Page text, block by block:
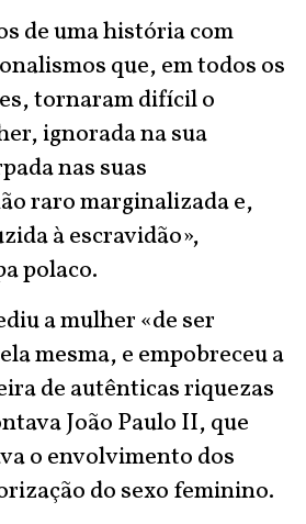
de uma história com
que, em todos os
tornaram difícil o
ignorada na sua
nas suas
raro marginalizada e,
à escravidão»,
polaco.
a mulher «de ser
mesma, e empobreceu a
de autênticas riquezas
João Paulo II, que
o envolvimento dos
do sexo feminino.